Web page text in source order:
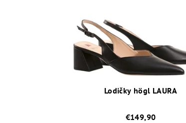
Lodičky högl LAURA
€149,90